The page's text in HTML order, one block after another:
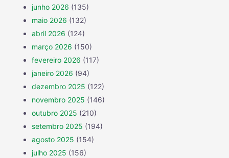
junho 2026 (135)
maio 2026 (132)
abril 2026 (124)
março 2026 (150)
fevereiro 2026 (117)
janeiro 2026 (94)
dezembro 2025 (122)
novembro 2025 (146)
outubro 2025 (210)
setembro 2025 (194)
agosto 2025 (154)
julho 2025 (156)